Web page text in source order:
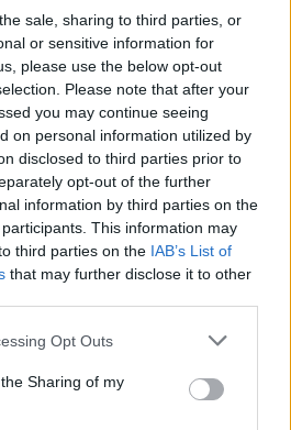
sale, sharing to third parties, or
or sensitive information for
please use the below opt-out
Please note that after your
you may continue seeing
on personal information utilized by
disclosed to third parties prior to
opt-out of the further
information by third parties on the
participants. This information may
third parties on the IAB’s List of
that may further disclose it to other
app uses one or more Google
usage behaviour. You may click to
Google and its third-party tags to
Opt Outs
Sharing of my
se nos acercarán dos tipos
que quieren relacionarse con
quieran obtener algún
como extranjero despiertas
conversar contigo, hacerse
un té. En el segundo caso, lo
una sonrisa y un “No estoy
entenderá y te dejará en paz si lo
estas expuesto a un rango más
ver de cerca cómo interactuan